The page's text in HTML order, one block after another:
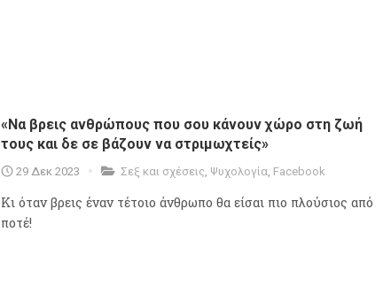
«Nα βρεις ανθρώπους που σου κάνουν χώρο στη ζωή
τους και δε σε βάζουν να στριμωχτείς»
29 Δεκ 2023 Σεξ και σχέσεις Ψυχολογία Facebook
Κι όταν βρεις έναν τέτοιο άνθρωπο θα είσαι πιο πλούσιος από
ποτέ!